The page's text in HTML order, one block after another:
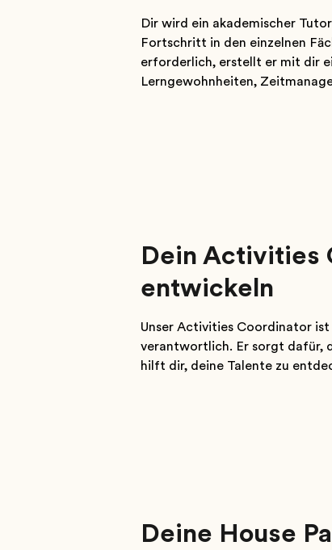
Dir wird ein akademischer
Fortschritt in den einzelnen
erforderlich, erstellt er mit dir
Lerngewohnheiten,
Dein Activities
entwickeln
Unser Activities Coordinator
verantwortlich. Er sorgt dafür,
hilft dir, deine Talente zu
Deine House